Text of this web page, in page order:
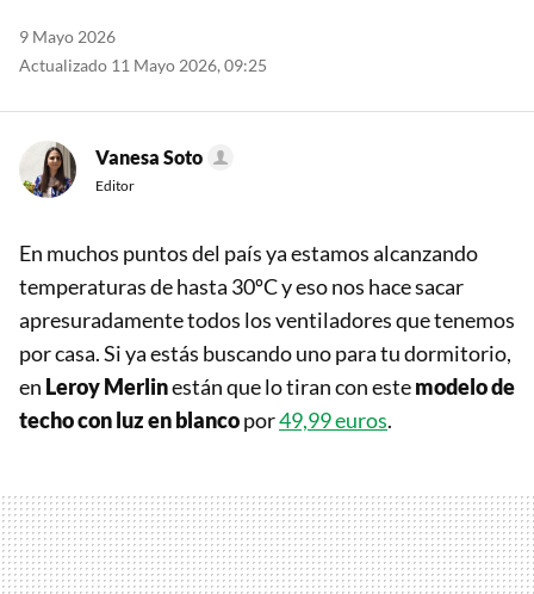
9 Mayo 2026
Actualizado 11 Mayo 2026, 09:25
Vanesa Soto
Editor
En muchos puntos del país ya estamos alcanzando
temperaturas de hasta 30ºC y eso nos hace sacar
apresuradamente todos los ventiladores que tenemos
por casa. Si ya estás buscando uno para tu dormitorio,
en Leroy Merlinestán que lo tiran con estemodelo de
techo con luz en blancopor49,99 euros.